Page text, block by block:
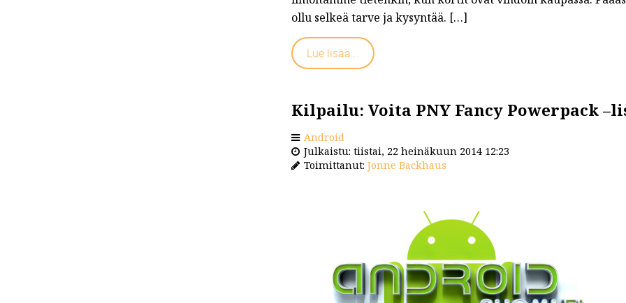
ollu selkeä tarve ja kysyntää. […]
Lue lisää...
Kilpailu: Voita PNY Fancy Powerpack
Android
Julkaistu: tiistai, 22 heinäkuun 2014 12:23
Toimittanut: Jonne Backhaus